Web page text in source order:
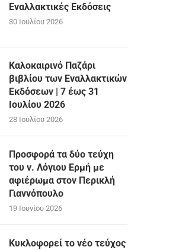
Εναλλακτικές Εκδόσεις
30 Ιουλίου 2026
Καλοκαιρινό Παζάρι
βιβλίου των Εναλλακτικών
Εκδόσεων | 7 έως 31
Ιουλίου 2026
28 Ιουλίου 2026
Προσφορά τα δύο τεύχη
του ν. Λόγιου Ερμή με
αφιέρωμα στον Περικλή
Γιαννόπουλο
19 Ιουνίου 2026
Κυκλοφορεί το νέο τεύχος